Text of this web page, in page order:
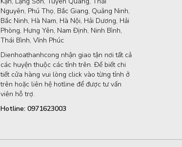
Nguyên, Phú Thọ, Bắc Giang, Quảng Ninh,
Bắc Ninh, Hà Nam, Hà Nội, Hải Dương, Hải
Phòng, Hưng Yên, Nam Định, Ninh Bình,
Thái Bình, Vĩnh Phúc
Dienhoathanhcong nhận giao tận nơi tất cả
các huyện thuộc các tỉnh trên. Để biết chi
tiết cửa hàng vui lòng click vào từng tỉnh ở
trên hoặc liên hệ hotline để được tư vấn
viên hỗ trợ.
Hotline: 0971623003